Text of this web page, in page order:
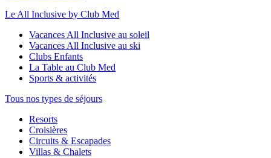
Le All Inclusive by Club Med
Vacances All Inclusive au soleil
Vacances All Inclusive au ski
Clubs Enfants
La Table au Club Med
Sports & activités
Tous nos types de séjours
Resorts
Croisières
Circuits & Escapades
Villas & Chalets